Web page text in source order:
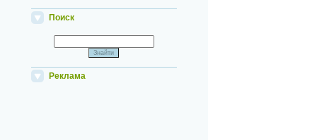
Поиск
Реклама